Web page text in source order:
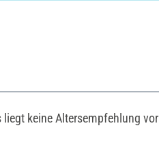
keine Altersempfehlung vor